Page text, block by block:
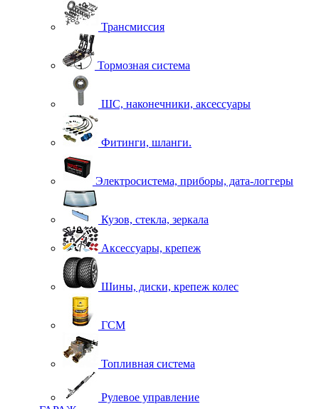
Трансмиссия
Тормозная система
ШС, наконечники, аксессуары
Фитинги, шланги.
Электросистема, приборы, дата-логгеры
Кузов, стекла, зеркала
Аксессуары, крепеж
Шины, диски, крепеж колес
ГСМ
Топливная система
Рулевое управление